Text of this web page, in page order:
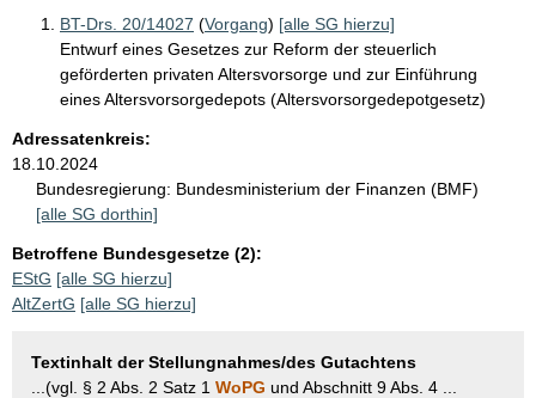
BT-Drs. 20/14027 (Vorgang) [alle SG hierzu]
Entwurf eines Gesetzes zur Reform der steuerlich
geförderten privaten Altersvorsorge und zur Einführung
eines Altersvorsorgedepots (Altersvorsorgedepotgesetz)
Adressatenkreis:
18.10.2024
Bundesregierung: Bundesministerium der Finanzen (BMF)
[alle SG dorthin]
Betroffene Bundesgesetze (2):
EStG [alle SG hierzu]
AltZertG [alle SG hierzu]
Textinhalt der Stellungnahmes/des Gutachtens
...(vgl. § 2 Abs. 2 Satz 1 WoPG und Abschnitt 9 Abs. 4 ...